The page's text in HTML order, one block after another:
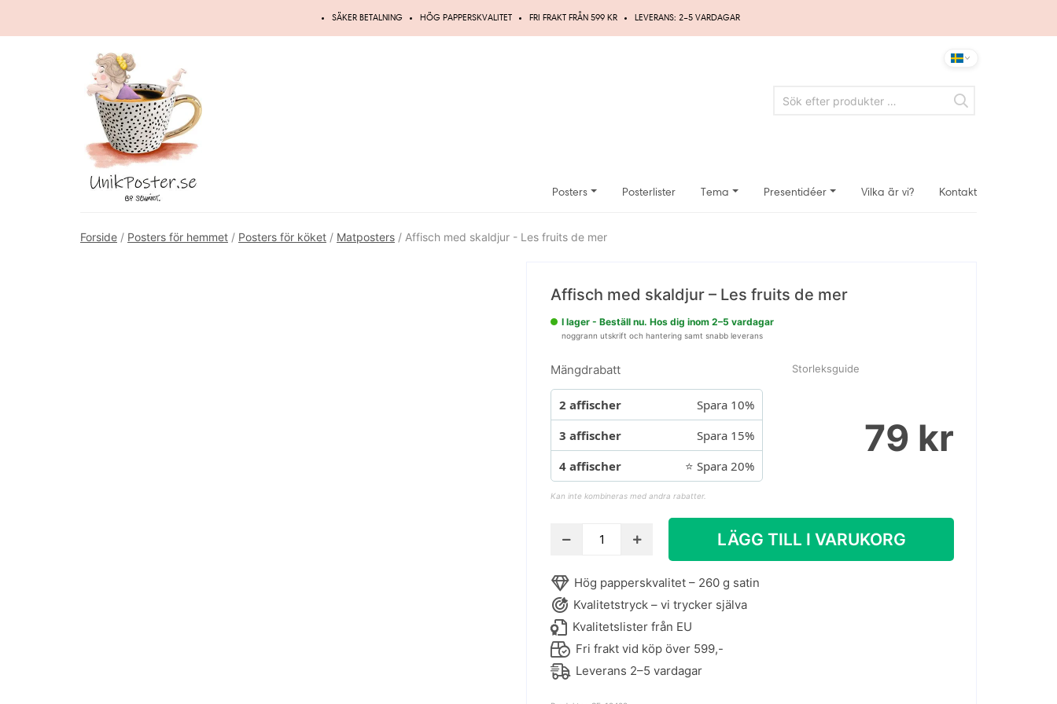
SÄKER BETALNING HÖG PAPPERSKVALITET FRI FRAKT FRÅN 599 KR LEVERANS: 2–5 VARDAGAR
Posters Posterlister Tema Presentidéer Vilka är vi? Kontakt
Forside / Posters för hemmet / Posters för köket / Matposters / Affisch med skaldjur - Les fruits de mer
Affisch med skaldjur – Les fruits de mer
I lager - Beställ nu. Hos dig inom 2–5 vardagar
noggrann utskrift och hantering samt snabb leverans
Storleksguide
Mängdrabatt
2 affischer
Spara 10%
3 affischer
Spara 15%
4 affischer
⭐ Spara 20%
Kan inte kombineras med andra rabatter.
79 kr
Affisch
-
Les
fruits
de
LÄGG TILL I VARUKORG
Hög papperskvalitet – 260 g satin
Kvalitetstryck – vi trycker själva
Kvalitetslister från EU
Fri frakt vid köp över 599,-
Leverans 2–5 vardagar